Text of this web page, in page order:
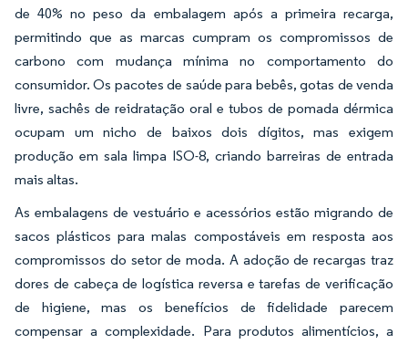
de 40% no peso da embalagem após a primeira recarga,
permitindo que as marcas cumpram os compromissos de
carbono com mudança mínima no comportamento do
consumidor. Os pacotes de saúde para bebês, gotas de venda
livre, sachês de reidratação oral e tubos de pomada dérmica
ocupam um nicho de baixos dois dígitos, mas exigem
produção em sala limpa ISO-8, criando barreiras de entrada
mais altas.
As embalagens de vestuário e acessórios estão migrando de
sacos plásticos para malas compostáveis em resposta aos
compromissos do setor de moda. A adoção de recargas traz
dores de cabeça de logística reversa e tarefas de verificação
de higiene, mas os benefícios de fidelidade parecem
compensar a complexidade. Para produtos alimentícios, a